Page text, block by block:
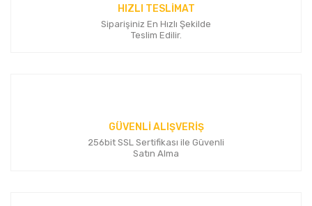
Gönder
HIZLI TESLİMAT
Siparişiniz En Hızlı Şekilde
Teslim Edilir.
GÜVENLİ ALIŞVERİŞ
256bit SSL Sertifikası ile Güvenli
Satın Alma